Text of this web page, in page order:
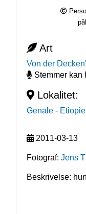
Art
Von der
Stemmer kan
Lokalitet:
Genale -
2011-03-13
Fotograf: Jens
Beskrivelse: